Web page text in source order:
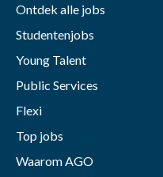
Ontdek alle jobs
Studentenjobs
Young Talent
Public Services
Flexi
Top jobs
Waarom AGO